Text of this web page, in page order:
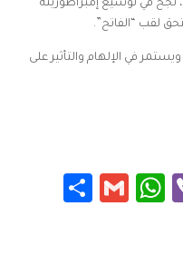
نجح في توسيع إمبراطوريته
لقب “الفاتح”.
ويستمر في الإلهام والتأثير على
Viber
WhatsApp
Gmail